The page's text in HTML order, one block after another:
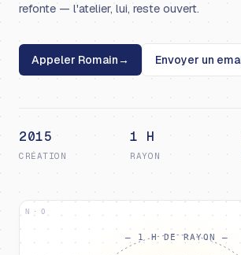
refonte — l'atelier, lui, reste ouvert.
Appeler Romain→ Envoyer un
2015
CRÉATION
1 H
RAYON
— 1 H DE RAYON —
N · O